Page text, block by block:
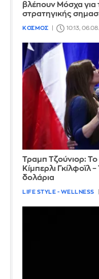
βλέπουν Μόσχα για
στρατηγικής
ΚΟΣΜΟΣ 10:13,
Τραμπ Τζούνιορ:
Κίμπερλι Γκίλφοϊλ
δολάρια
LIFE STYLE - WELLNESS